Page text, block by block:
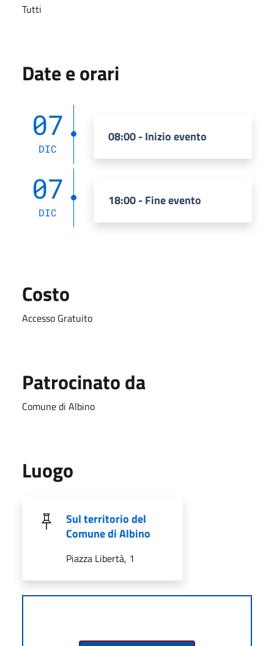
Tutti
Date e orari
07
DIC
08:00 - Inizio evento
07
DIC
18:00 - Fine evento
Costo
Accesso Gratuito
Patrocinato da
Comune di Albino
Luogo
Sul territorio del
Comune di Albino
Piazza Libertà, 1